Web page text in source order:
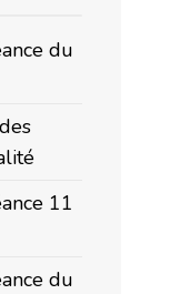
du
11
du